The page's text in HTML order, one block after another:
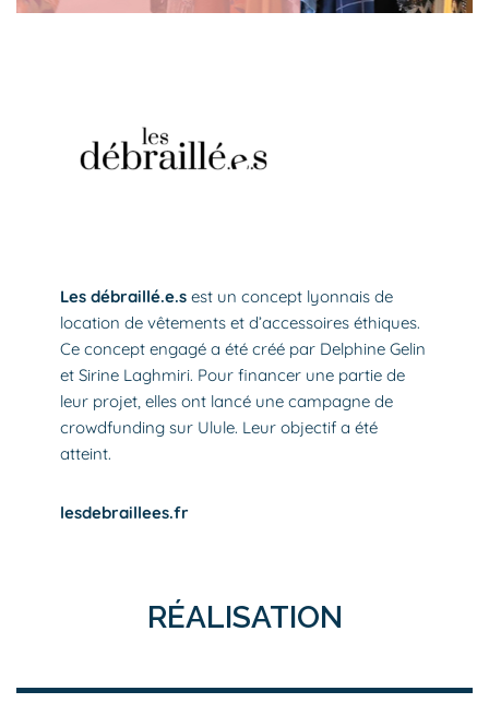
Les débraillé.e.s est un concept lyonnais de
location de vêtements et d’accessoires éthiques.
Ce concept engagé a été créé par Delphine Gelin
et Sirine Laghmiri. Pour financer une partie de
leur projet, elles ont lancé une campagne de
crowdfunding sur Ulule. Leur objectif a été
atteint.
lesdebraillees.fr
RÉALISATION